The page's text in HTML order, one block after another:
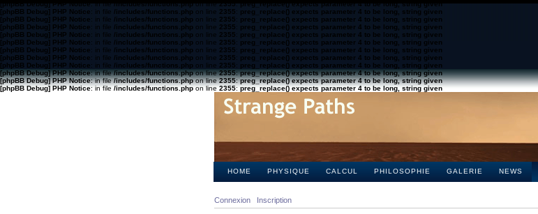
[phpBB Debug] PHP Notice: in file/includes/functions.phpon line2355:preg_replace() expects parameter 4 to be long, string given
[phpBB Debug] PHP Notice: in file /includes/functions.php on line 2355: preg_replace() expects parameter 4 to be long, string given
[phpBB Debug] PHP Notice: in file /includes/functions.php on line 2355: preg_replace() expects parameter 4 to be long, string given
[phpBB Debug] PHP Notice: in file /includes/functions.php on line 2355: preg_replace() expects parameter 4 to be long, string given
[phpBB Debug] PHP Notice: in file /includes/functions.php on line 2355: preg_replace() expects parameter 4 to be long, string given
[phpBB Debug] PHP Notice: in file /includes/functions.php on line 2355: preg_replace() expects parameter 4 to be long, string given
[phpBB Debug] PHP Notice: in file /includes/functions.php on line 2355: preg_replace() expects parameter 4 to be long, string given
[phpBB Debug] PHP Notice: in file /includes/functions.php on line 2355: preg_replace() expects parameter 4 to be long, string given
[phpBB Debug] PHP Notice: in file /includes/functions.php on line 2355: preg_replace() expects parameter 4 to be long, string given
[phpBB Debug] PHP Notice: in file/includes/functions.phpon line2355:preg_replace() expects parameter 4 to be long, string given
[phpBB Debug] PHP Notice: in file/includes/functions.phpon line2355:preg_replace() expects parameter 4 to be long, string given
[phpBB Debug] PHP Notice: in file/includes/functions.phpon line2355:preg_replace() expects parameter 4 to be long, string given
HOME PHYSIQUE CALCUL PHILOSOPHIE GALERIE NEWS
Connexion Inscription